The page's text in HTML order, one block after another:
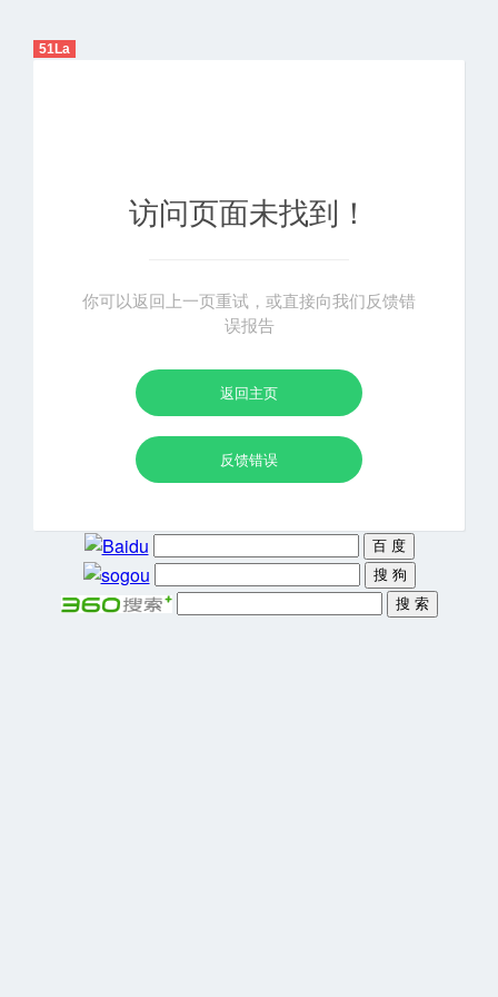
51La
访问页面未找到！
你可以返回上一页重试，或直接向我们反馈错
误报告
返回主页
反馈错误